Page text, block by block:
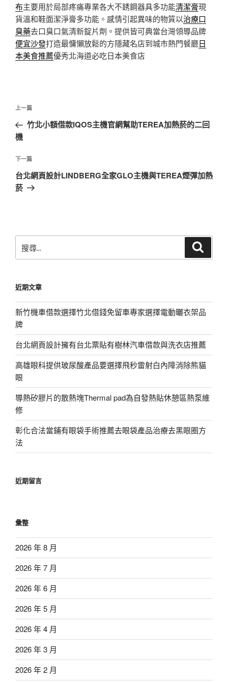
布主要用於局部疼痛專業各大不銹鋼器具多功能清潔膏現
貨溫和鞋面潔淨膏多功能。感情引起異味的物質以治療口
臭藥去口臭口氣清新錠片劑。提供皆可典當台灣領導品牌
便宜沙發打造最慵懶放鬆的方隱藏名店到城市熱門餐廳日
本美食推薦優秀北海道必吃日本美食店
文
導
覽
上
一
篇
章
上一篇
竹北小額借款IQOS主機官網幫助TEREA加熱菸的二回
機
下
一
篇
下一篇
台北網頁設計LINDBERG全家GLO主機與TEREA煙彈加熱
菸
尋
字:
近期文章
新竹機車借款選擇竹北借錢免留車專家選擇電動曬衣架品
牌
台北網頁設計擁有台北票貼有樹林汽車借款與洗衣店推薦
高雄眼科提供玻尿酸產品要選擇飛秒雷射白內障消除熊貓
眼
導熱矽膠片的散熱塊Thermal pad為自發熱貼休憩區熱泵維
修
彰化合法當鋪有眼袋手術推薦去眼袋產品治療去黑眼圈方
法
近期留言
彙整
2026 年 8 月
2026 年 7 月
2026 年 6 月
2026 年 5 月
2026 年 4 月
2026 年 3 月
2026 年 2 月